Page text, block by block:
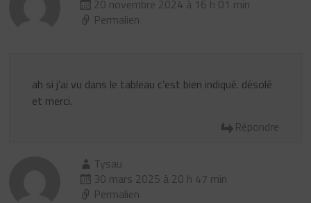
20 novembre 2024 à 16 h 01 min
Permalien
ah si j’ai vu dans le tableau c’est bien indiqué. désolé
et merci.
Répondre
Tysau
30 mars 2025 à 20 h 47 min
Permalien